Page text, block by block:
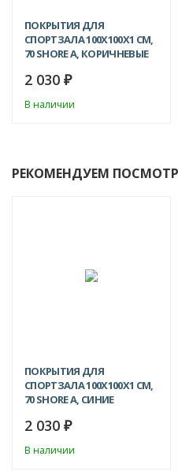
ПОКРЫТИЯ ДЛЯ
СПОРТЗАЛА 100Х100X1 СМ,
70 SHORE A, КОРИЧНЕВЫЕ
2 030 ₽
В наличии
РЕКОМЕНДУЕМ
ПОКРЫТИЯ ДЛЯ
СПОРТЗАЛА 100Х100X1 СМ,
70 SHORE A, СИНИЕ
2 030 ₽
В наличии